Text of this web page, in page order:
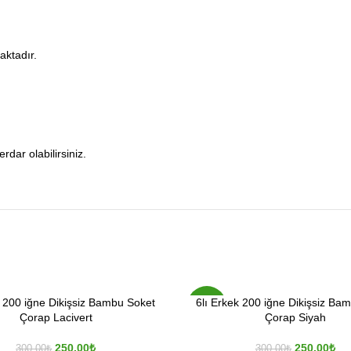
olabilirsiniz.
200 iğne Dikişsiz Bambu Soket
Çorap Lacivert
300.00₺ 250.00₺
-17%
6lı Erkek 200 iğne Dikişsiz
Çorap Siyah
300.00₺ 250.00₺